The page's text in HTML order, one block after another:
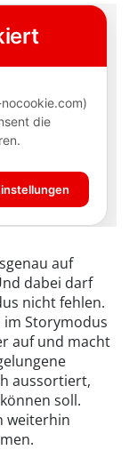
auf
dabei darf
nicht fehlen.
im Storymodus
auf und macht
aussortiert,
soll.
weiterhin